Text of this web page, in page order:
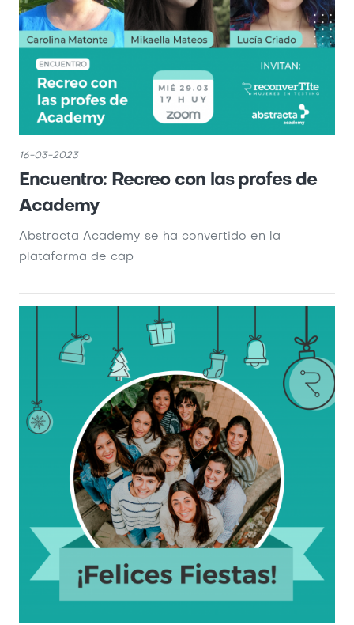
16-03-2023
Encuentro: Recreo con las profes de
Academy
Abstracta Academy se ha convertido en la
plataforma de cap